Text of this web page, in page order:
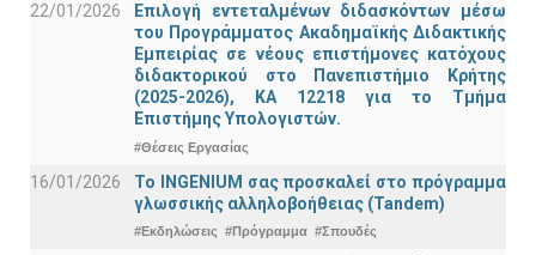
22/01/2026
Επιλογή εντεταλμένων διδασκόντων μέσω
του Προγράμματος Ακαδημαϊκής Διδακτικής
Εμπειρίας σε νέους επιστήμονες κατόχους
διδακτορικού στο Πανεπιστήμιο Κρήτης
(2025-2026), ΚΑ 12218 για το Τμήμα
Επιστήμης Υπολογιστών.
#Θέσεις Εργασίας
16/01/2026
Το INGENIUM σας προσκαλεί στο πρόγραμμα
γλωσσικής αλληλοβοήθειας (Tandem)
#Εκδηλώσεις #Πρόγραμμα #Σπουδές